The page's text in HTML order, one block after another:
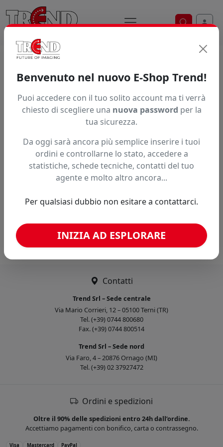
Ricerca
Articolo non trovato.
Hai trovato questo prodotto ad un prezzo più basso?
Fai una segnalazione
Confronta con articoli simili
Caricamento confronto...
Contatti
Trend Srl – Sede centrale
Via Mario Corrieri, 12 – 05100 Terni (TR)
Tel. (+39) 0744 800680
Fax. (+39) 0744 800514
Trend Srl – Sede nord
Via Faro, 4 – 20876 Ornago (MI)
Tel. (+39) 02 37927472
Ordini e spedizioni
Oltre il 90% delle spedizioni entro 24h dall’ordine.
Accettiamo pagamenti con bonifico, carta o contrassegno.
Visa Mastercard PayPal
Benvenuto nel nuovo E-Shop Trend!
Puoi accedere con il tuo solito account ma ti verrà
chiesto di scegliere una nuova password per la
tua sicurezza.
Da oggi sarà ancora più semplice inserire i tuoi
ordini e controllarne lo stato, accedere a
statistiche, schede tecniche, contatti del tuo
agente e molto altro ancora...
Per qualsiasi dubbio non esitare a contattarci.
INIZIA AD ESPLORARE